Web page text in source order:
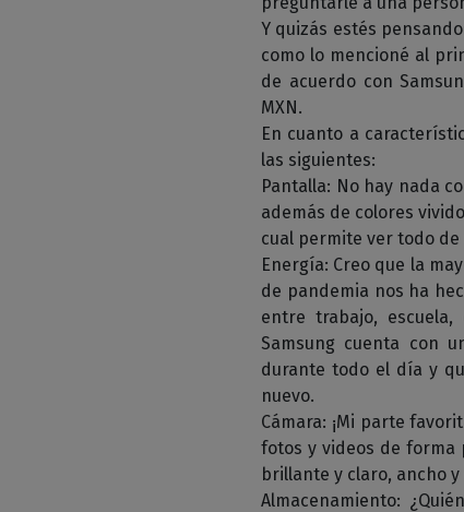
Y quizás estés
como lo mencioné al
de acuerdo con
MXN.
En cuanto a
las siguientes:
Pantalla: No hay nada
además de colores
cual permite ver todo
Energía: Creo que la
de pandemia nos ha
entre trabajo,
Samsung cuenta con
durante todo el día y
nuevo.
Cámara: ¡Mi parte
fotos y videos de forma
brillante y claro, ancho
Almacenamiento: